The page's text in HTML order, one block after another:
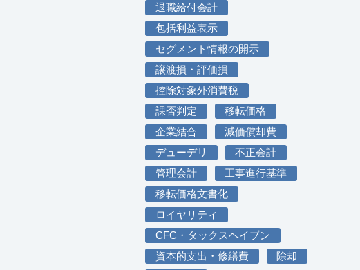
退職給付会計
包括利益表示
セグメント情報の開示
譲渡損・評価損
控除対象外消費税
課否判定
移転価格
企業結合
減価償却費
デューデリ
不正会計
管理会計
工事進行基準
移転価格文書化
ロイヤリティ
CFC・タックスヘイブン
資本的支出・修繕費
除却